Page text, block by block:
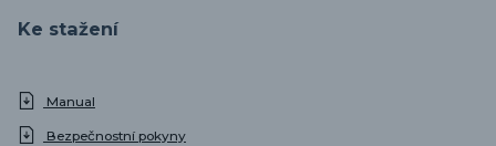
Ke stažení
Manual
Bezpečnostní pokyny